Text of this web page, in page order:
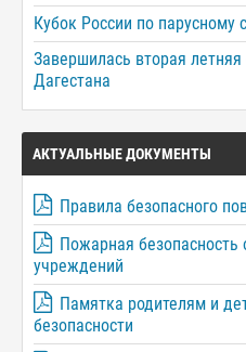
Кубок России по парусному
Завершилась вторая
Дагестана
АКТУАЛЬНЫЕ ДОКУМЕНТЫ
Правила безопасного
Пожарная безопасность
учреждений
Памятка родителям и
безопасности